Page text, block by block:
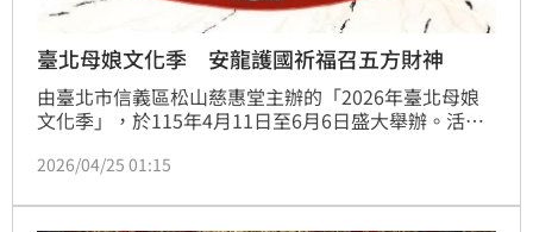
臺北母娘文化季 安龍護國祈福召五方財神
由臺北市信義區松山慈惠堂主辦的「2026年臺北母娘
文化季」，於115年4月11日至6月6日盛大舉辦。活動
安龍護國祈福大典（持續至4月29日），5月3日舉辦弘
日的冥陽普利梁皇大法會。
2026/04/25 01:15